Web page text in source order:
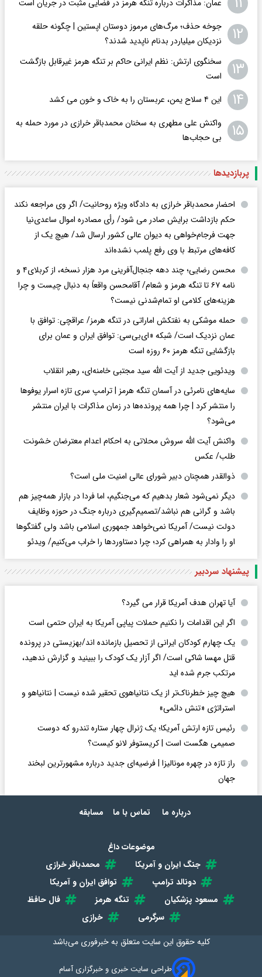
عمان: مذاکرات درباره تنگه هرمز در فضایی مثبت در جریان است
۱۲
جوخه حذف؛ مرگ‌های مرموز دوستان اپستین | چگونه حلقه
نزدیکان میلیاردر بدنام ناپدید شدند؟
۱۳
سخنگوی ارتش: نظم ایرانی حاکم بر تنگه هرمز غیرقابل بازگشت
است
۱۴ این ۴ سلاح یمن، عربستان را به خاک و خون می کشد
۱۵
واکنش علی مطهری به سخنان محمدباقر خرازی در مورد حمله به
بی حجاب‌ها
پربازدید‌ها
احضار محمدباقر خرازی به دادگاه ویژه روحانیت/ اگر وی مراجعه نکند
حکم بازداشت برایش صادر می شود/ رأی مصادره اموال ساعدی‌نیا
جهت فرجام‌خواهی به دیوان عالی کشور ارسال شد/ هیچ یک از
کافه‌های مرتبط با وی رفع پلمب نشده‌اند
محسن رضایی؛ چند دهه جنجال‌آفرینی مرد هزار نسخه، از کربلای۴ و
نامه ۶۷ تا تنگه هرمز و شعام/ آقا‌محسن واقعاً به دنبال چیست و چرا
هزینه‌های کلامی او تمام‌شدنی نیست؟
حمله موشکی به نفتکش اماراتی در تنگه هرمز/ عراقچی: توافق با
عمان نزدیک است/ شبکه «ای‌بی‌سی: توافق ایران و عمان برای
بازگشایی تنگه هرمز ۶۰ روزه است
ویدئویی جدید از آیت الله سید مجتبی خامنه‌ای، رهبر انقلاب
سایه‌های نامرئی در آسمان تنگه هرمز | ترامپ سری تازه اسرار یوفوها
را منتشر کرد | چرا همه پرونده‌ها در زمان مذاکرات با ایران منتشر
می‌شود؟
واکنش آیت الله سروش محلاتی به احکام اعدام معترضان خشونت
طلب/ عکس
ذوالقدر همچنان دبیر شورای ‌عالی امنیت ملی است؟
دیگر نمی‌شود شعار بدهیم که می‌جنگیم، اما فردا در بازار همه‌چیز هم
باشد و گرانی هم نباشد/تصمیم‌گیری درباره جنگ در حوزه وظایف
دولت نیست/ آمریکا نمی‌خواهد جمهوری اسلامی باشد ولی گفتگوها
او را وادار به همراهی کرد؛ چرا دستاوردها را خراب می‌کنیم/ ویدئو
پیشنهاد سردبیر
آیا تهران هدف آمریکا قرار می گیرد؟
اگر این اقدامات را نکنیم حملات پیاپی آمریکا به ایران حتمی است
یک چهارم کودکان ایرانی از تحصیل بازمانده اند/بهزیستی در پرونده
قتل مهسا شاکی است/ اگر آزار یک کودک را ببینید و گزارش ندهید،
مرتکب جرم شده اید
هیچ چیز خطرناک‌تر از یک نتانیاهوی تحقیر شده نیست | نتانیاهو و
استراتژی «تنش دائمی»
رئیس تازه ارتش آمریکا؛ یک ژنرال چهار ستاره تندرو که دوست
صمیمی هگست است | کریستوفر لانو کیست؟
راز تازه در چهره مونالیزا | فرضیه‌ای جدید درباره مشهورترین لبخند
جهان
درباره ما تماس با ما مسابقه
موضوعات داغ
جنگ ایران و آمریکا
محمدباقر خرازی
دونالد ترامپ
توافق ایران و آمریکا
مسعود پزشکیان
تنگه هرمز
فال حافظ
سرگرمی
خرازی
کلیه حقوق این سایت متعلق بهخبرفوری می‌باشد
طراحی سایت خبری و خبرگزاری آسام